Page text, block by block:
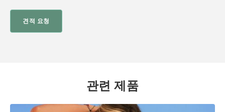
견적 요청
관련 제품